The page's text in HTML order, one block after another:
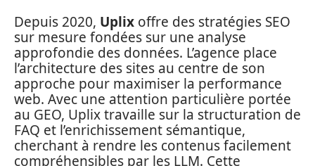
Depuis 2020, Uplix offre des stratégies SEO
sur mesure fondées sur une analyse
approfondie des données. L’agence place
l’architecture des sites au centre de son
approche pour maximiser la performance
web. Avec une attention particulière portée
au GEO, Uplix travaille sur la structuration de
FAQ et l’enrichissement sémantique,
cherchant à rendre les contenus facilement
compréhensibles par les LLM. Cette